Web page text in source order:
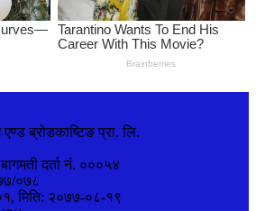
ब्रोडकाष्टिङ प्रा. लि.
दर्ता नं. ०००५४
०७८
मिति: २०७७-०८-१९